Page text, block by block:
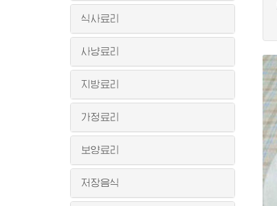
식사료리
사냥료리
지방료리
가정료리
보양료리
저장음식